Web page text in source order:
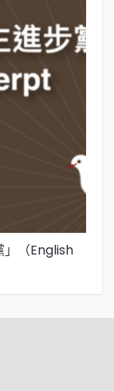
」（English